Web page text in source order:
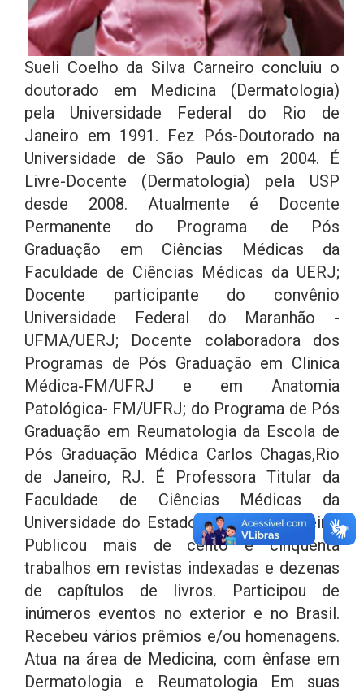
Sueli Coelho da Silva Carneiro concluiu o
doutorado em Medicina (Dermatologia)
pela Universidade Federal do Rio de
Janeiro em 1991. Fez Pós-Doutorado na
Universidade de São Paulo em 2004. É
Livre-Docente (Dermatologia) pela USP
desde 2008. Atualmente é Docente
Permanente do Programa de Pós
Graduação em Ciências Médicas da
Faculdade de Ciências Médicas da UERJ;
Docente participante do convênio
Universidade Federal do Maranhão -
UFMA/UERJ; Docente colaboradora dos
Programas de Pós Graduação em Clinica
Médica-FM/UFRJ e em Anatomia
Patológica- FM/UFRJ; do Programa de Pós
Graduação em Reumatologia da Escola de
Pós Graduação Médica Carlos Chagas,Rio
de Janeiro, RJ. É Professora Titular da
Faculdade de Ciências Médicas da
Universidade do Estado do Rio de Janeiro.
Publicou mais de cento e cinquenta
trabalhos em revistas indexadas e dezenas
de capítulos de livros. Participou de
inúmeros eventos no exterior e no Brasil.
Recebeu vários prêmios e/ou homenagens.
Atua na área de Medicina, com ênfase em
Dermatologia e Reumatologia Em suas